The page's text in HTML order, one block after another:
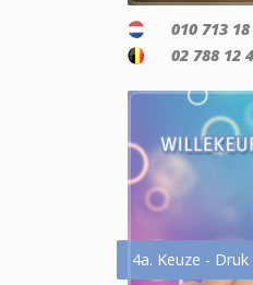
010 713
02 788 12
4a. Keuze -